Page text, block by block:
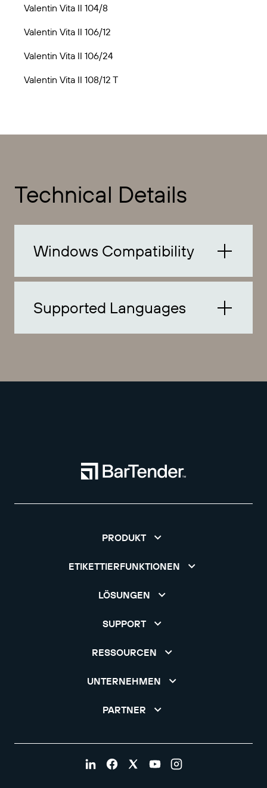
Valentin Vita II 104/8
Valentin Vita II 106/12
Valentin Vita II 106/24
Valentin Vita II 108/12 T
Technical Details
Windows Compatibility
Supported Languages
PRODUKT
ETIKETTIERFUNKTIONEN
LÖSUNGEN
SUPPORT
RESSOURCEN
UNTERNEHMEN
PARTNER